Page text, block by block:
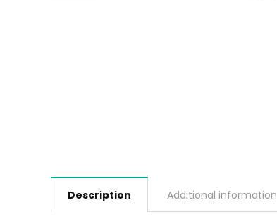
Description Additional information